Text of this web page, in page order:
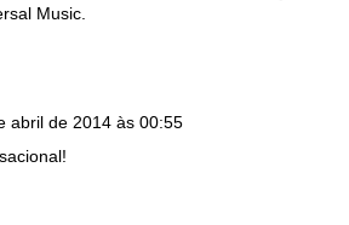
Music.
abril de 2014 às 00:55